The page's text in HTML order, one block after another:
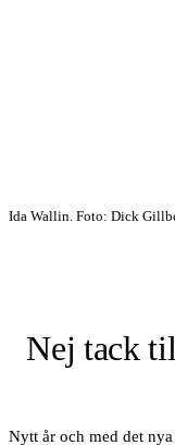
Ida Wallin. Foto: Dick
Nej tack
Nytt år och med det